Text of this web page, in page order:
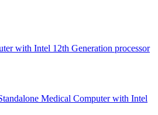
with Intel 12th Generation processor
Medical Computer with Intel